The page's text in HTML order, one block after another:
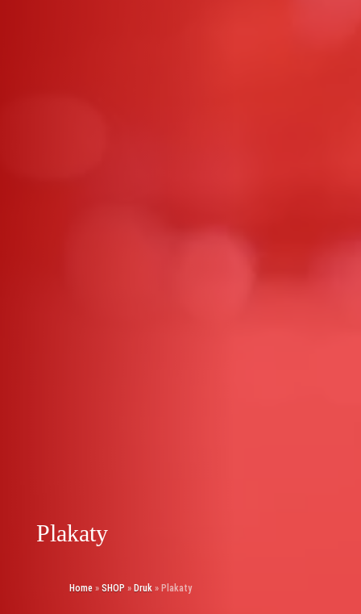
Plakaty
Home » SHOP » Druk »Plakaty